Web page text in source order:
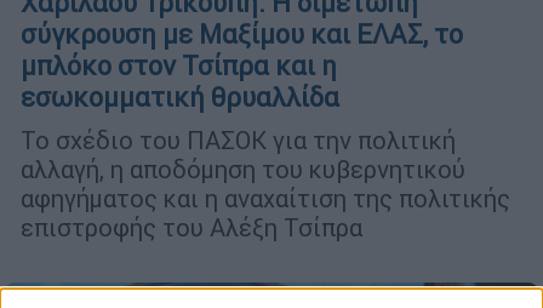
σύγκρουση με Μαξίμου και ΕΛΑΣ, το
μπλόκο στον Τσίπρα και η
εσωκομματική θρυαλλίδα
Το σχέδιο του ΠΑΣΟΚ για την πολιτική
αλλαγή, η αποδόμηση του κυβερνητικού
αφηγήματος και η αναχαίτιση της πολιτικής
επιστροφής του Αλέξη Τσίπρα